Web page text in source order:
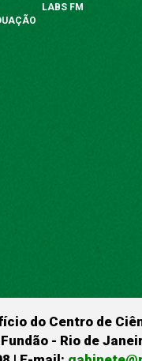
LABS FM
do Centro de
- Rio de